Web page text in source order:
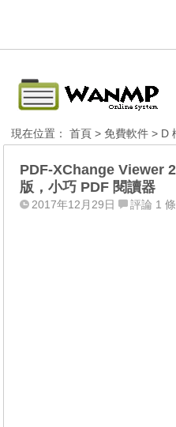
現在位置：首頁 >免費軟件 > D
PDF-XChange Viewer
版，小巧 PDF 閱讀器
2017年12月29日 評論 1 條